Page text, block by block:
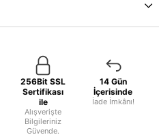
256Bit SSL
Sertifikası
ile
Alışverişte
Bilgileriniz
Güvende.
14 Gün
İçerisinde
İade İmkânı!